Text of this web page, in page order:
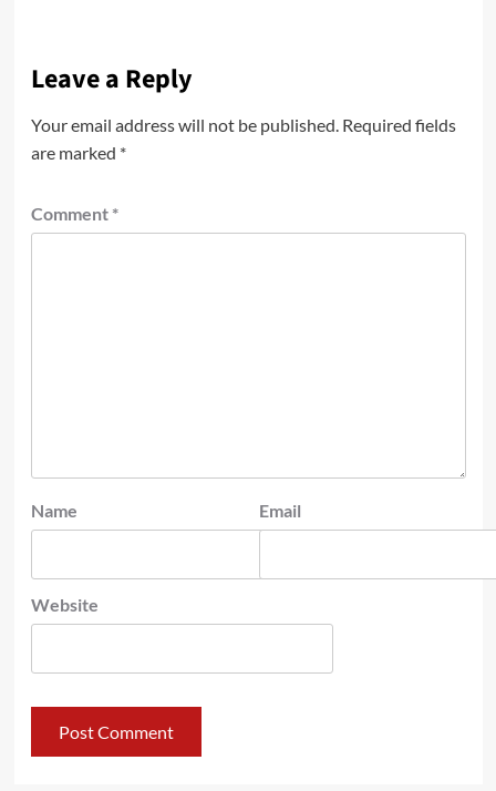
Leave a Reply
Your email address will not be published. Required fields
are marked *
Comment *
Name Email
Website